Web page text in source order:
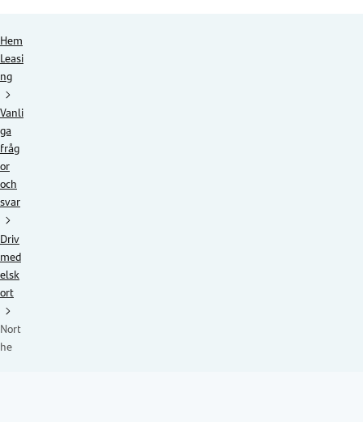
Hem
Leasi
ng
Vanli
ga
fråg
or
och
svar
Driv
med
elsk
ort
Nort
he